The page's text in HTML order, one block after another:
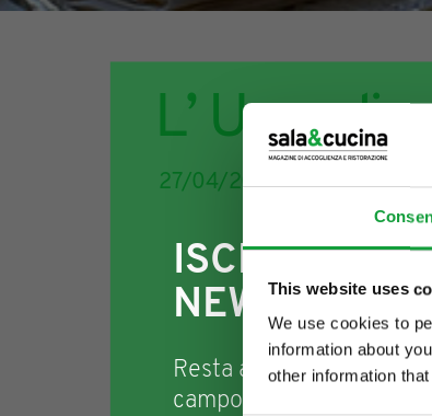
This website uses
We use cookies to
information about
other information
L’
27/04/2013
ISCRIVITI
Resta aggiornato su
campo della ristorazione